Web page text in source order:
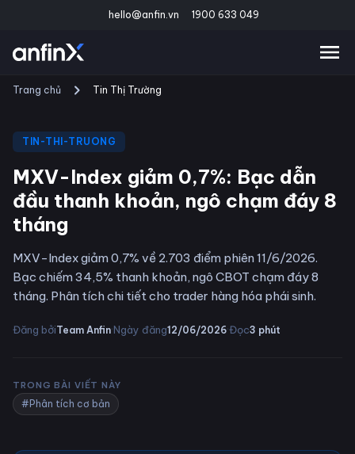
hello@anfin.vn 1900 633 049
Trang chủ Tin Thị Trường
TIN-THI-TRUONG
MXV-Index giảm 0,7%: Bạc dẫn
đầu thanh khoản, ngô chạm đáy 8
tháng
MXV-Index giảm 0,7% về 2.703 điểm phiên 11/6/2026.
Bạc chiếm 34,5% thanh khoản, ngô CBOT chạm đáy 8
tháng. Phân tích chi tiết cho trader hàng hóa phái sinh.
Đăng bởiTeam Anfin·Ngày đăng12/06/2026·Đọc3 phút
TRONG BÀI VIẾT NÀY
#Phân tích cơ bản